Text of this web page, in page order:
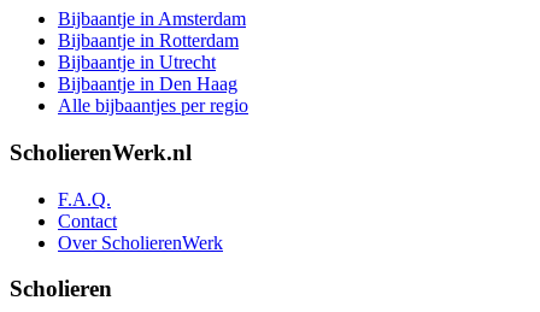
Bijbaantje in Amsterdam
Bijbaantje in Rotterdam
Bijbaantje in Utrecht
Bijbaantje in Den Haag
Alle bijbaantjes per regio
ScholierenWerk.nl
F.A.Q.
Contact
Over ScholierenWerk
Scholieren